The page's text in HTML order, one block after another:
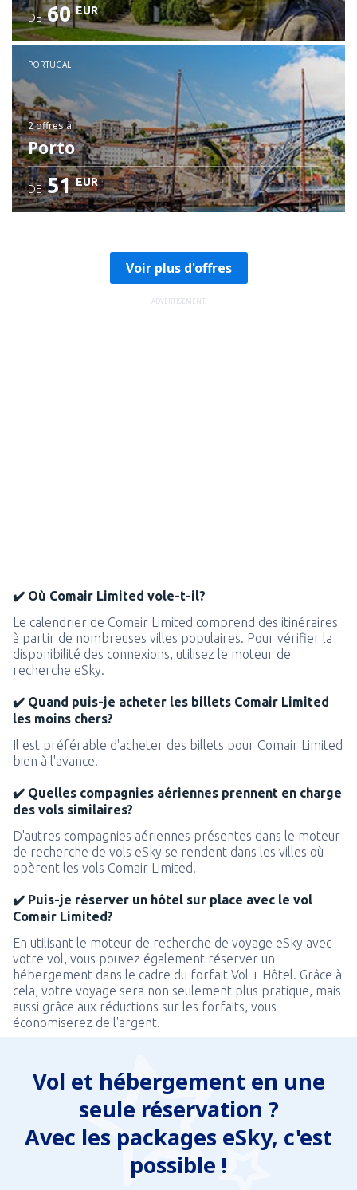
DE 60 EUR
PORTUGAL
2 offresà
Porto
DE 51 EUR
Voir plus d'offres
ADVERTISEMENT
✔️ Où Comair Limited vole-t-il?
Le calendrier de Comair Limited comprend des itinéraires
à partir de nombreuses villes populaires. Pour vérifier la
disponibilité des connexions, utilisez le moteur de
recherche eSky.
✔️ Quand puis-je acheter les billets Comair Limited
les moins chers?
Il est préférable d'acheter des billets pour Comair Limited
bien à l'avance.
✔️ Quelles compagnies aériennes prennent en charge
des vols similaires?
D'autres compagnies aériennes présentes dans le moteur
de recherche de vols eSky se rendent dans les villes où
opèrent les vols Comair Limited.
✔️ Puis-je réserver un hôtel sur place avec le vol
Comair Limited?
En utilisant le moteur de recherche de voyage eSky avec
votre vol, vous pouvez également réserver un
hébergement dans le cadre du forfait Vol + Hôtel. Grâce à
cela, votre voyage sera non seulement plus pratique, mais
aussi grâce aux réductions sur les forfaits, vous
économiserez de l'argent.
Vol et hébergement en une
seule réservation ?
Avec les packages eSky, c'est
possible !